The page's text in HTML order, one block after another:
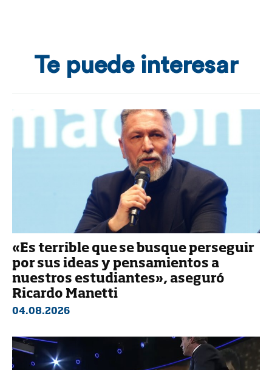
Te puede interesar
«Es terrible que se busque perseguir
por sus ideas y pensamientos a
nuestros estudiantes», aseguró
Ricardo Manetti
04.08.2026